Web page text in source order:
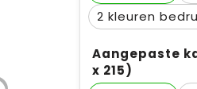
2
Aangepaste
x 215)